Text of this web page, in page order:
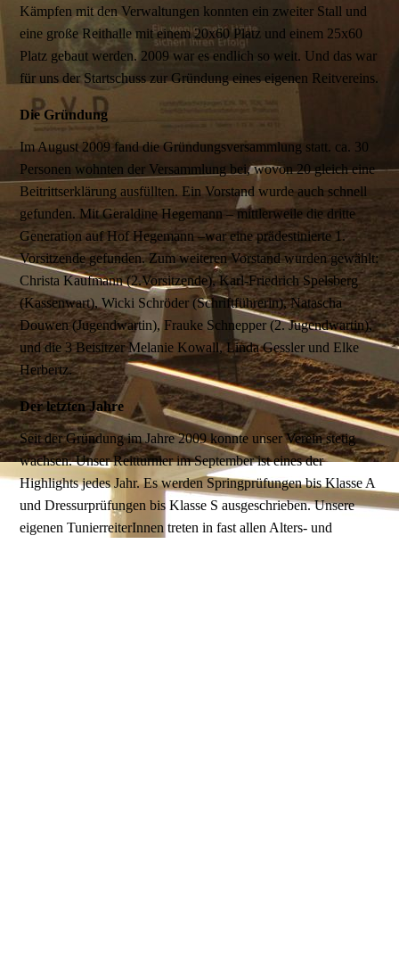
Kämpfen mit den Verwaltungen konnten ein zweiter Stall und
eine große Reithalle mit einem 20x60 Platz und einem 25x60
Platz gebaut werden. 2009 war es endlich so weit. Und das war
für uns der Startschuss zur Gründung eines eigenen Reitvereins.
Die Gründung
Im August 2009 fand die Gründungsversammlung statt. ca. 30
Personen wohnten der Versammlung bei, wovon 20 gleich eine
Beitrittserklärung ausfüllten. Ein Vorstand wurde auch schnell
gefunden. Mit Geraldine Hegemann – mittlerweile die dritte
Generation auf Hof Hegemann –war eine prädestinierte 1.
Vorsitzende gefunden. Zum weiteren Vorstand wurden gewählt:
Christa Kaufmann (2.Vorsitzende), Karl-Friedrich Spelsberg
(Kassenwart), Wicki Schröder (Schriftführerin), Natascha
Douwen (Jugendwartin), Frauke Schnepper (2. Jugendwartin),
und die 3 Beisitzer Melanie Kowall, Linda Gessler und Elke
Herbertz.
Der letzten Jahre
Seit der Gründung im Jahre 2009 konnte unser Verein stetig
wachsen. Unser Reitturnier im September ist eines der
Highlights jedes Jahr. Es werden Springprüfungen bis Klasse A
und Dressurprüfungen bis Klasse S ausgeschrieben. Unsere
eigenen TunierreiterInnen treten in fast allen Alters- und